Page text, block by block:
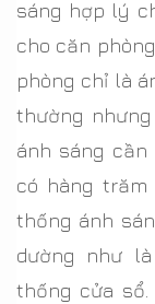
sáng hợp lý
cho căn
phòng chỉ là
thường
ánh sáng
có hàng
thống ánh
dường như
thống cửa